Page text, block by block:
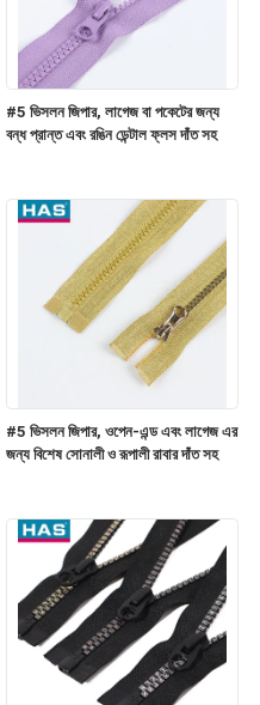
#5 ভিসলন জিপার, লাগেজ বা পকেটের জন্য
বন্ধ প্রান্ত এবং রঙিন ডেন্টাল ফ্লস দাঁত সহ
#5 ভিসলন জিপার, ওপেন-এন্ড এবং লাগেজ এর
জন্য বিশেষ সোনালী ও রূপালী রাবার দাঁত সহ